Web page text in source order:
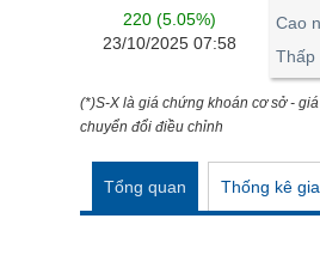
220 (5.05%)
23/10/2025 07:58
Cao
Thấp
(*)S-X là giá chứng khoán cơ sở -
chuyển đổi điều chỉnh
Tổng quan Thống kê
ĐÔNG DƯƠNG
PHÂN TÍCH
VS-SECTOR